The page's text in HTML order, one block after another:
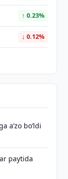
↑ 0.23%
↓ 0.12%
aʼzo bo‘ldi
paytida